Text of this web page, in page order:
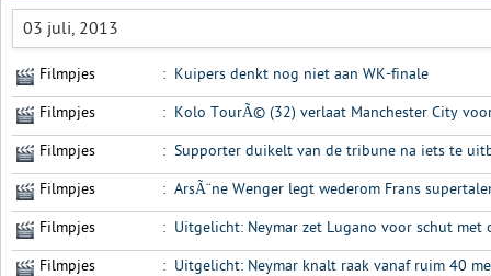
03 juli, 2013
Filmpjes : Kuipers denkt nog niet aan WK-finale
Filmpjes : Kolo TourÃ© (32) verlaat Manchester City
Filmpjes : Supporter duikelt van de tribune na iets te
Filmpjes : ArsÃ¨ne Wenger legt wederom Frans
Filmpjes : Uitgelicht: Neymar zet Lugano voor schut met
Filmpjes : Uitgelicht: Neymar knalt raak vanaf ruim 40